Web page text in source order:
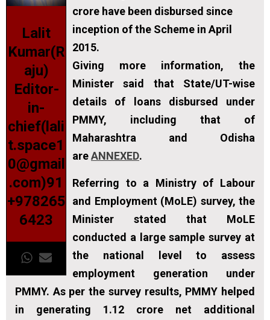
Lalit
Kumar(R
aju)
Editor-
in-
chief(lali
t.space1
0@gmail
.com)91
+978265
6423
crore have been disbursed since
inception of the Scheme in April
2015.
Giving more information, the
Minister said that State/UT-wise
details of loans disbursed under
PMMY, including that of
Maharashtra and Odisha
areANNEXED.
Referring to a Ministry of Labour
and Employment (MoLE) survey, the
Minister stated that MoLE
conducted a large sample survey at
the national level to assess
employment generation under
PMMY. As per the survey results, PMMY helped
in generating 1.12 crore net additional